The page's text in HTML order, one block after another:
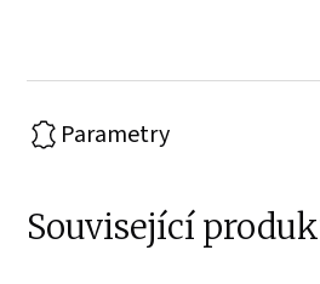
Parametry
Související